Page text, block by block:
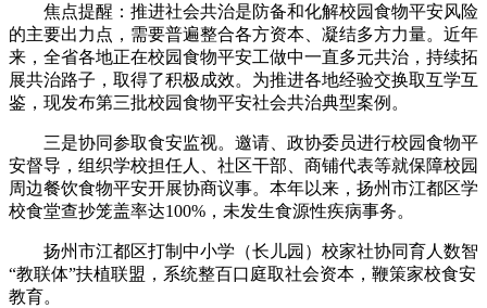
焦点提醒：推进社会共治是防备和化解校园食物平安风险
的主要出力点，需要普遍整合各方资本、凝结多方力量。近年
来，全省各地正在校园食物平安工做中一直多元共治，持续拓
展共治路子，取得了积极成效。为推进各地经验交换取互学互
鉴，现发布第三批校园食物平安社会共治典型案例。
三是协同参取食安监视。邀请、政协委员进行校园食物平
安督导，组织学校担任人、社区干部、商铺代表等就保障校园
周边餐饮食物平安开展协商议事。本年以来，扬州市江都区学
校食堂查抄笼盖率达100%，未发生食源性疾病事务。
扬州市江都区打制中小学（长儿园）校家社协同育人数智
“教联体”扶植联盟，系统整百口庭取社会资本，鞭策家校食安
教育。